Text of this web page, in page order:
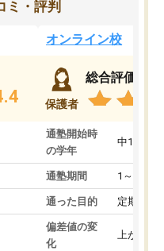
ミ・評判
オンライン校
保護者
総合評価
通塾開始時
の学年
中1
通塾期間 1～3ヵ月
通った目的 定期テス
偏差値の変
化
上がった